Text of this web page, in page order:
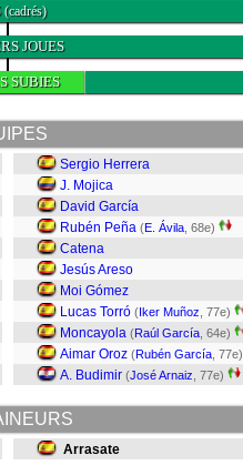
(cadrés)
JOUES
SUBIES
Sergio Herrera
J. Mojica
David García
Rubén Peña (E. Ávila , 68e)
Catena
Jesús Areso
Moi Gómez
Lucas Torró (Iker Muñoz , 77e)
Moncayola (Raúl García , 64e)
Aimar Oroz (Rubén García , 77e)
A. Budimir (José Arnaiz , 77e)
Arrasate